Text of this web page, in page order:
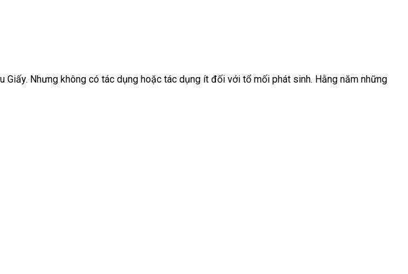
Nhưng không có tác dụng hoặc tác dụng ít đối với tổ mối phát sinh. Hằng năm những